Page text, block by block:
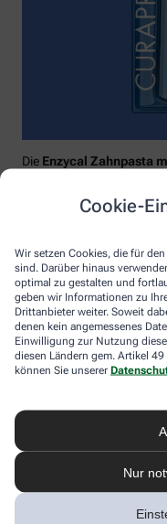
Cookie-
Wir setzen Cookies, die für
sind. Darüber hinaus
optimal zu gestalten und
geben wir Informationen zu
Drittanbieter weiter. Soweit
denen kein angemessenes
Einwilligung zur Nutzung
diesen Ländern gem. Artikel
können Sie unserer
Nur
Die Enzycal Zahnpasta
Enzymen deine
Interdentalbürsten
Zahnzwischenraum
Zahnfleischrand über die
Kontaktstelle. Selbst
Verletzungsgefahr
und extrastarken
Reinigungsbewegung
Das House of Mouth